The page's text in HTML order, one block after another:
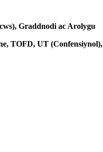
Graddnodi ac Arolygu
TOFD, UT (Confensiynol),